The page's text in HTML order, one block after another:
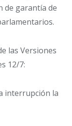
de garantía de
las Versiones
12/7:
interrupción la